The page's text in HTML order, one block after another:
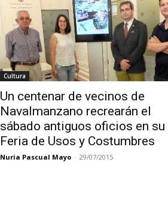
Cultura
Un centenar de vecinos de
Navalmanzano recrearán el
sábado antiguos oficios en su
Feria de Usos y Costumbres
Nuria Pascual Mayo - 29/07/2015